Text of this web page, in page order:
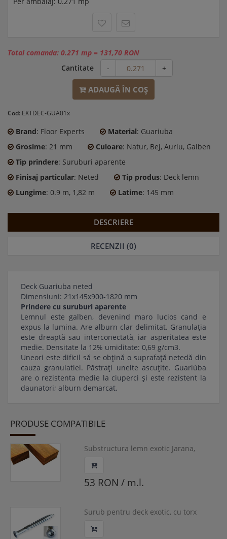
Total comanda: 0.271 mp = 131,70 RON
Cantitate
- +
ADAUGĂ ÎN COŞ
Cod: EXTDEC-GUA01x
Brand: Floor Experts Material: Guariuba
Grosime: 21 mm Culoare: Natur, Bej, Auriu, Galben
Tip prindere: Suruburi aparente
Finisaj particular: Neted Tip produs: Deck lemn
Lungime: 0.9 m, 1,82 m Latime: 145 mm
DESCRIERE
RECENZII (0)
Deck Guariuba neted
Dimensiuni: 21x145x900-1820 mm
Prindere cu suruburi aparente
Lemnul este galben, devenind maro lucios cand e
expus la lumina. Are alburn clar delimitat. Granulația
este dreaptă sau interconectată, iar asperitatea este
medie. Densitate la 12% umiditate: 0,69 g/cm3.
Uneori este dificil să se obțină o suprafață netedă din
cauza granulatiei. Păstrați unelte ascuțite. Guariúba
are o rezistenta medie la ciuperci și este rezistent la
daunatori; alburn demarcat.
PRODUSE COMPATIBILE
Substructura lemn exotic Jarana,
53 RON / m.l.
Surub pentru deck exotic, cu torx